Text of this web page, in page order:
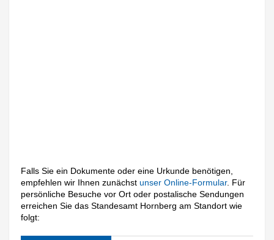
Falls Sie ein Dokumente oder eine Urkunde benötigen,
empfehlen wir Ihnen zunächstunser Online-Formular. Für
persönliche Besuche vor Ort oder postalische Sendungen
erreichen Sie das Standesamt Hornberg am Standort wie
folgt: